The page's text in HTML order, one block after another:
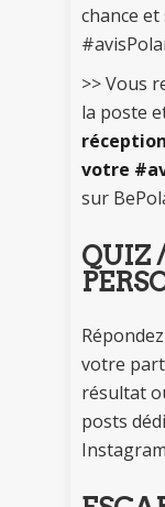
chance
>> Vous
la poste
votre
sur
QUIZ
votre
résultat
posts